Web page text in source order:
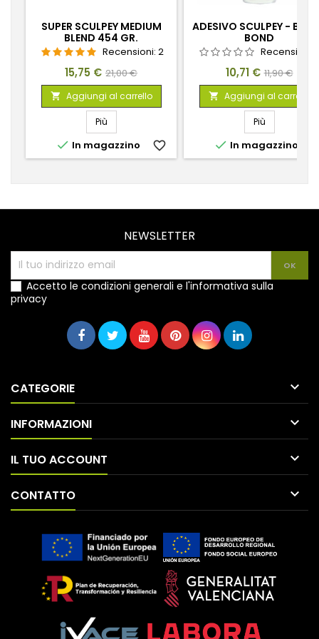
SUPER SCULPEY MEDIUM
BLEND 454 GR.
Recensioni: 2
Prezzo
15,75 € Prezzo
base
21,00 €
 Aggiungi al carrello
Più
 In magazzino favorite_border
ADESIVO SCULPEY -
BOND
Recensioni:
Prezzo
10,71 € Prezzo
base
11,90 €
 Aggiungi al carrello
Più
 In magazzino
NEWSLETTER
Accetto le condizioni generali e l'informativa sulla
privacy
CATEGORIE 
INFORMAZIONI 
IL TUO ACCOUNT 
CONTATTO 